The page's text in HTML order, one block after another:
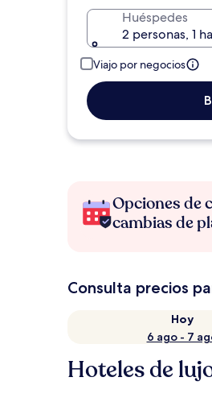
Huéspedes
2 personas, 1
Viajo por negocios
Opciones de
cambias de
Consulta precios
Hoy
6 ago - 7
Hoteles de